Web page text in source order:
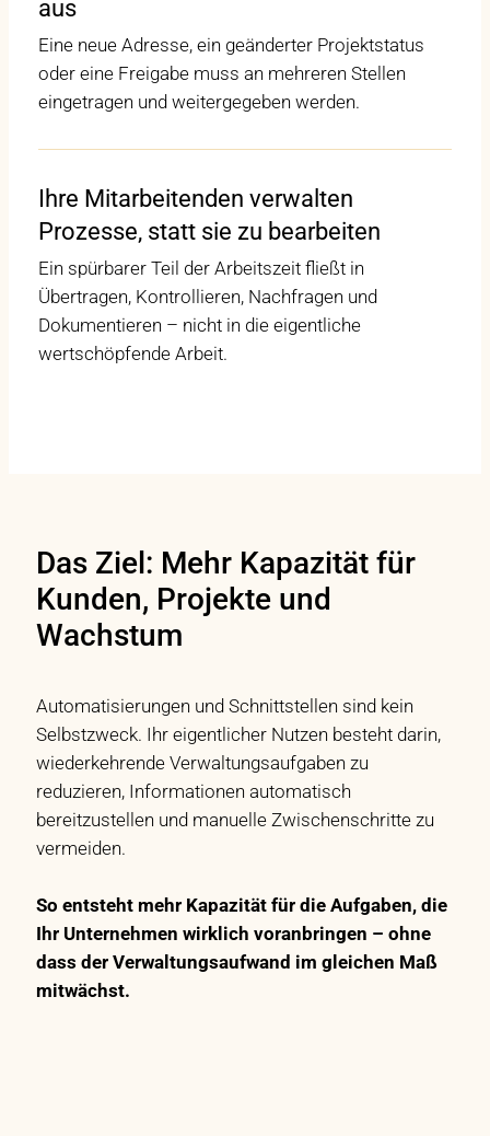
aus
Eine neue Adresse, ein geänderter Projektstatus
oder eine Freigabe muss an mehreren Stellen
eingetragen und weitergegeben werden.
Ihre Mitarbeitenden verwalten
Prozesse, statt sie zu bearbeiten
Ein spürbarer Teil der Arbeitszeit fließt in
Übertragen, Kontrollieren, Nachfragen und
Dokumentieren – nicht in die eigentliche
wertschöpfende Arbeit.
Das Ziel: Mehr Kapazität für
Kunden, Projekte und
Wachstum
Automatisierungen und Schnittstellen sind kein
Selbstzweck. Ihr eigentlicher Nutzen besteht darin,
wiederkehrende Verwaltungsaufgaben zu
reduzieren, Informationen automatisch
bereitzustellen und manuelle Zwischenschritte zu
vermeiden.
So entsteht mehr Kapazität für die Aufgaben, die
Ihr Unternehmen wirklich voranbringen – ohne
dass der Verwaltungsaufwand im gleichen Maß
mitwächst.